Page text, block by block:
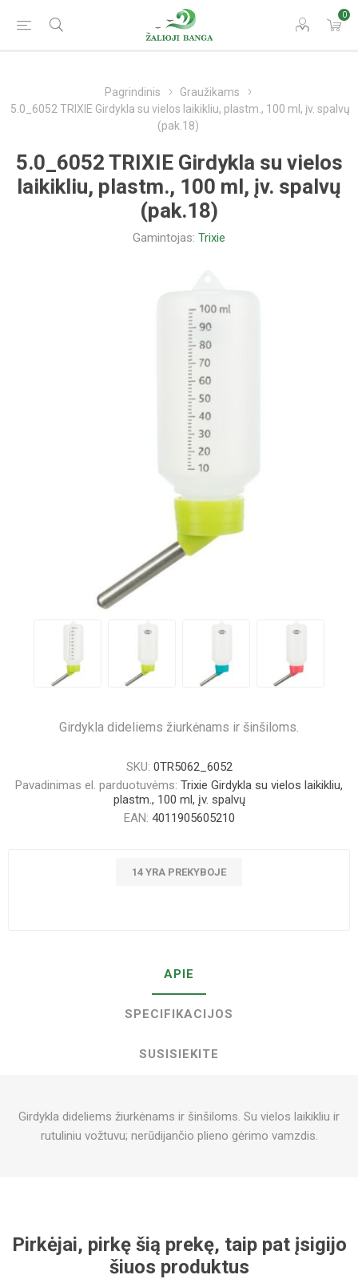
0
Pagrindinis
Graužikams
5.0_6052 TRIXIE Girdykla su vielos laikikliu, plastm., 100 ml, įv. spalvų
(pak.18)
5.0_6052 TRIXIE Girdykla su vielos
laikikliu, plastm., 100 ml, įv. spalvų
(pak.18)
Gamintojas: Trixie
Girdykla dideliems žiurkėnams ir šinšiloms.
SKU: 0TR5062_6052
Pavadinimas el. parduotuvėms: Trixie Girdykla su vielos laikikliu,
plastm., 100 ml, įv. spalvų
EAN: 4011905605210
14 YRA PREKYBOJE
APIE
SPECIFIKACIJOS
SUSISIEKITE
Girdykla dideliems žiurkėnams ir šinšiloms. Su vielos laikikliu ir
rutuliniu vožtuvu; nerūdijančio plieno gėrimo vamzdis.
Pirkėjai, pirkę šią prekę, taip pat įsigijo
šiuos produktus